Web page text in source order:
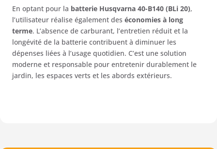
En optant pour la batterie Husqvarna 40-B140 (BLi 20),
l’utilisateur réalise également des économies à long
terme. L’absence de carburant, l’entretien réduit et la
longévité de la batterie contribuent à diminuer les
dépenses liées à l’usage quotidien. C’est une solution
moderne et responsable pour entretenir durablement le
jardin, les espaces verts et les abords extérieurs.